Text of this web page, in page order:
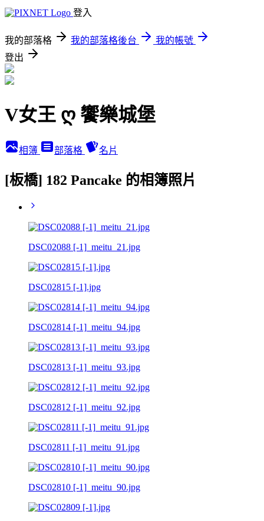
登入
我的部落格 我的部落格後台
我的帳號
登出
V女王 ღ 饗樂城堡
相簿 部落格 名片
[板橋] 182 Pancake 的相簿照片
DSC02088 [-1]_meitu_21.jpg
DSC02815 [-1].jpg
DSC02814 [-1]_meitu_94.jpg
DSC02813 [-1]_meitu_93.jpg
DSC02812 [-1]_meitu_92.jpg
DSC02811 [-1]_meitu_91.jpg
DSC02810 [-1]_meitu_90.jpg